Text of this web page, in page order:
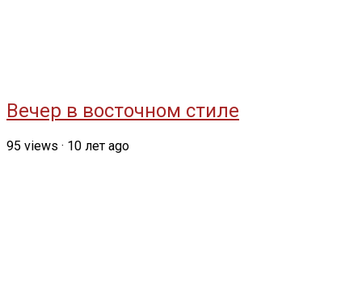
Вечер в восточном стиле
95 views · 10 лет ago